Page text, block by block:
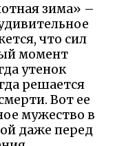
зима» –
что сил
момент
утенок
решается
Вот ее
мужество в
даже перед